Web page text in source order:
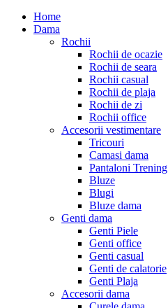
Home
Dama
Rochii
Rochii de ocazie
Rochii de seara
Rochii casual
Rochii de plaja
Rochii de zi
Rochii office
Accesorii vestimentare
Tricouri
Camasi dama
Pantaloni Trening
Bluze
Blugi
Bluze dama
Genti dama
Genti Piele
Genti office
Genti casual
Genti de calatorie
Genti Plaja
Accesorii dama